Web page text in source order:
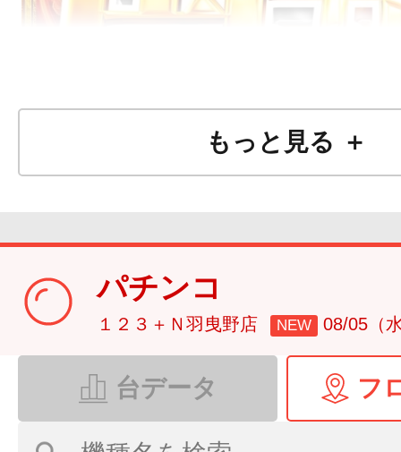
もっと見る ＋
パチンコ
１２３＋Ｎ羽曳野店 NEW 08/05（
台データ フ